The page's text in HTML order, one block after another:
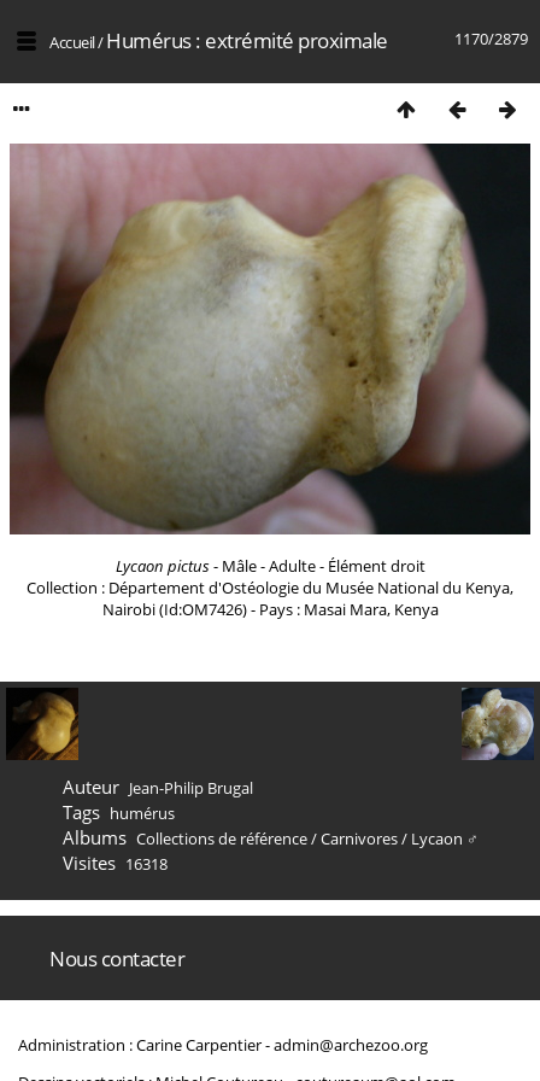
1170/2879
Accueil/Humérus : extrémité proximale
Lycaon pictus- Mâle - Adulte - Élément droit
Collection : Département d'Ostéologie du Musée National du Kenya,
Nairobi (Id:OM7426) - Pays : Masai Mara, Kenya
Auteur Jean-Philip Brugal
Tags humérus
Albums Collections de référence/Carnivores/ Lycaon ♂
Visites 16318
Nous contacter
Administration : Carine Carpentier -admin@archezoo.org